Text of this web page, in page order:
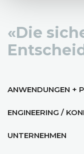
«Die
ANWENDUNGEN +
ENGINEERING /
UNTERNEHMEN